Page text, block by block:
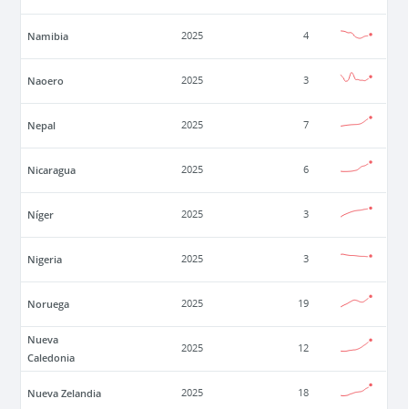
Namibia 2025 4
Naoero 2025 3
Nepal 2025 7
Nicaragua 2025 6
Níger 2025 3
Nigeria 2025 3
Noruega 2025 19
Nueva
Caledonia
2025 12
Nueva Zelandia 2025 18